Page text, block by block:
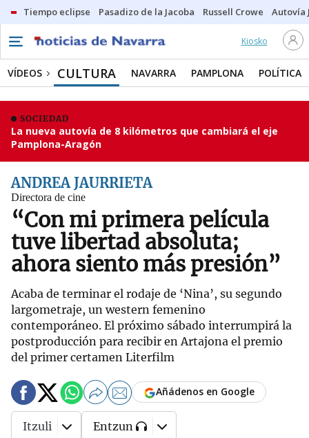
Tiempo eclipse Pasadizo de la Jacoba Russell Crowe Autovía
Kiosko
VÍDEOS CULTURA NAVARRA PAMPLONA POLÍTICA
SOCIEDAD
La nueva autovía de 8 kilómetros que cambiará el eje
Pamplona-Aragón
ANDREA JAURRIETA
Directora de cine
“Con mi primera película
tuve libertad absoluta;
ahora siento más presión”
Acaba de terminar el rodaje de ‘Nina’, su segundo
largometraje, un western femenino
contemporáneo. El próximo sábado interrumpirá la
postproducción para recibir en Artajona el premio
del primer certamen Literfilm
Añádenos en Google
Itzuli Entzun